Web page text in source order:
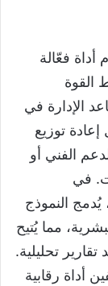
أداة فعّالة
القوة
الإدارة في
إعادة توزيع
الفني أو
في
النموذج
مما يُتيح
تقارير تحليلية.
أداة رقابية